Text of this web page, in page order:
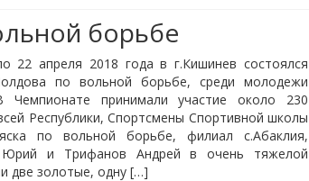
борьбе
22 апреля 2018 года в г.Кишинев состоялся
по вольной борьбе, среди молодежи
Чемпионате принимали участие около 230
Республики, Спортсмены Спортивной школы
по вольной борьбе, филиал с.Абаклия,
Юрий и Трифанов Андрей в очень тяжелой
две золотые, одну […]